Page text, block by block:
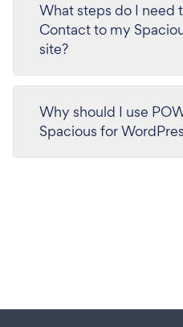
What steps do I need
Contact to my
site?
Why should I use
Spacious for